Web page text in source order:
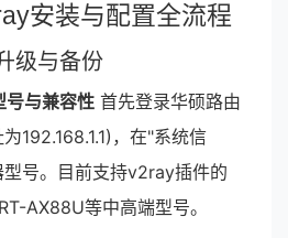
安装与配置全流程
级与备份
号与兼容性 首先登录华硕路由
192.168.1.1)，在"系统信
号。目前支持v2ray插件的
AX88U等中高端型号。